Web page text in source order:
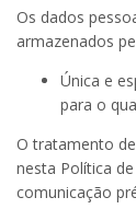
Os dados
armazenados
Única e
para o
O tratamento
nesta Política
comunicação